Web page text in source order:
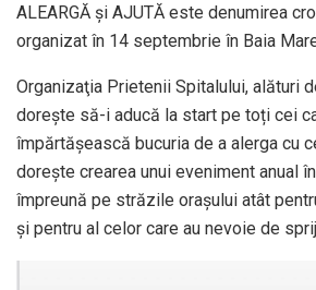
ALEARGĂ și AJUTĂ este denumirea
organizat în 14 septembrie în Baia
Organizaţia Prietenii Spitalului, alături
doreşte să-i aducă la start pe toți cei
împărtășească bucuria de a alerga cu
doreşte crearea unui eveniment anual
împreună pe străzile orașului atât
și pentru al celor care au nevoie de